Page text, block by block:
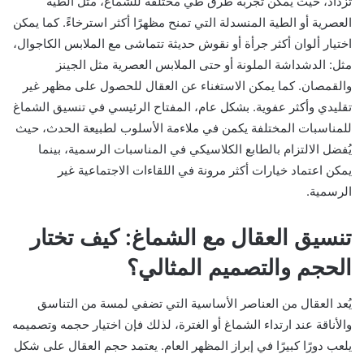
العصرية أو الطية المنسدلة التي تمنح مظهرًا أكثر استرخاءً. كما يمكن
اختيار ألوان أكثر جرأة أو نقوش حديثة تتماشى مع الملابس الكاجوال،
مثل: الدشداشة الملونة أو حتى الملابس العصرية مثل الجينز
والقمصان. كما يمكن الاستغناء عن العقال للحصول على مظهر غير
تقليدي وأكثر عفوية. بشكل عام، المفتاح الرئيسي في تنسيق الشماغ
للمناسبات المختلفة يكمن في ملاءمة الأسلوب لطبيعة الحدث، حيث
يُفضل الالتزام بالطابع الكلاسيكي في المناسبات الرسمية، بينما
يمكن اعتماد خيارات أكثر مرونة في اللقاءات الاجتماعية غير
الرسمية.
تنسيق العقال مع الشماغ: كيف تختار
الحجم والتصميم المثالي؟
يُعد العقال من العناصر الأساسية التي تضفي لمسة من التناسق
والأناقة عند ارتداء الشماغ أو الغترة، لذلك فإن اختيار حجمه وتصميمه
يلعب دورًا كبيرًا في إبراز المظهر العام. يعتمد حجم العقال على شكل